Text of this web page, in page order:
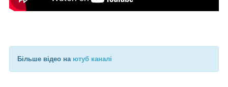
Більше відео на ютуб каналі